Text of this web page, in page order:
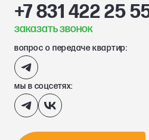
+7 831 422 25
заказать звонок
вопрос о передаче квартир:
мы в соцсетях: